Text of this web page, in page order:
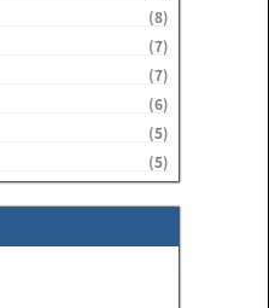
(8)
(7)
(7)
(6)
(5)
(5)